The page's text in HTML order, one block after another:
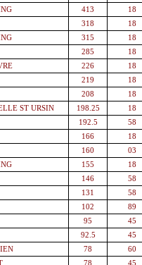
413 18
318 18
315 18
285 18
226 18
219 18
208 18
ST URSIN 198.25 18
192.5 58
166 18
160 03
155 18
146 58
131 58
102 89
95 45
92.5 45
78 60
78 45